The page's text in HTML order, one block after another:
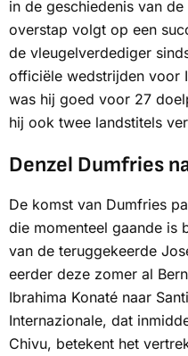
in de geschiedenis van
overstap volgt op een
de vleugelverdediger
officiële wedstrijden voor
was hij goed voor 27
hij ook twee landstitels
Denzel Dumfries
De komst van Dumfries
die momenteel gaande is
van de teruggekeerde
eerder deze zomer al
Ibrahima Konaté naar
Internazionale, dat
Chivu, betekent het